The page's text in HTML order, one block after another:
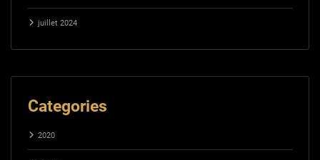
juillet 2024
Categories
2020